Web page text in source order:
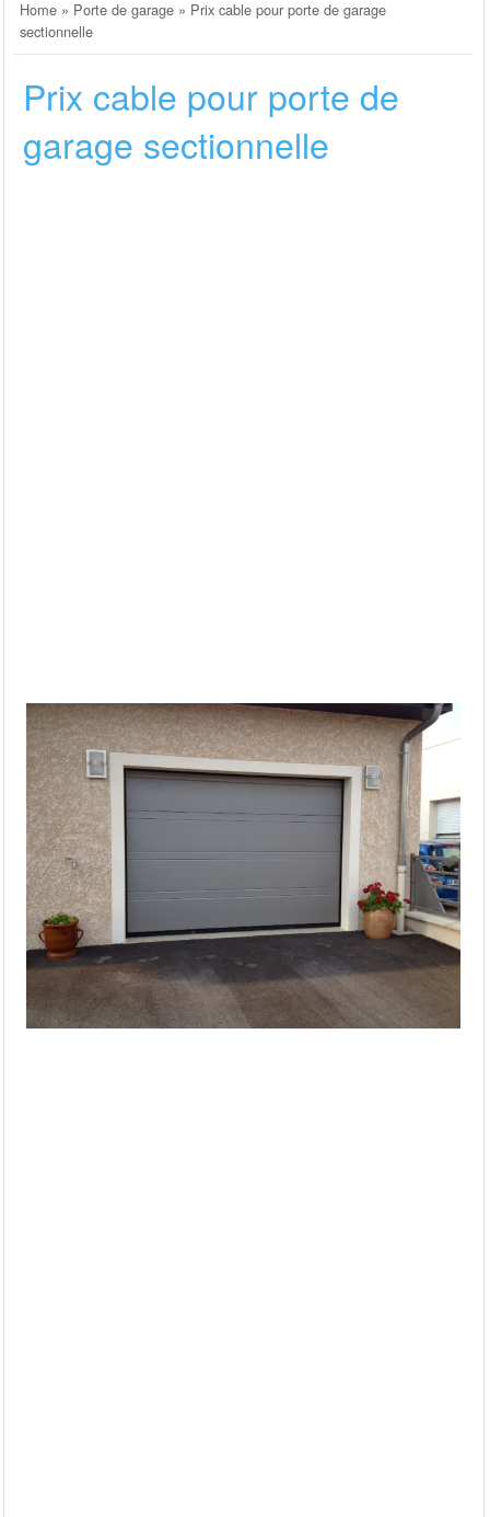
Home » Porte de garage » Prix cable pour porte de garage
sectionnelle
Prix cable pour porte de
garage sectionnelle